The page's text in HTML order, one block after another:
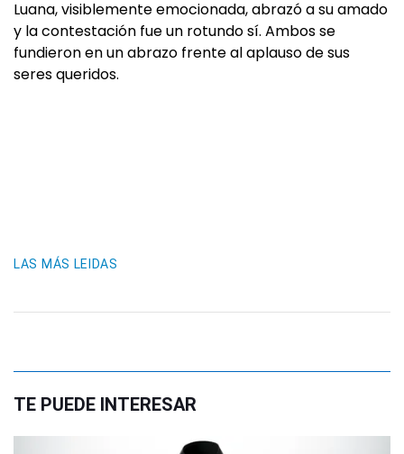
Luana, visiblemente emocionada, abrazó a su amado
y la contestación fue un rotundo sí. Ambos se
fundieron en un abrazo frente al aplauso de sus
seres queridos.
LAS MÁS LEIDAS
TE PUEDE INTERESAR